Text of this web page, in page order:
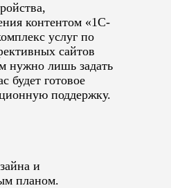
контентом «1С-
услуг по
сайтов
нужно лишь задать
будет готовое
поддержку.
и
планом.